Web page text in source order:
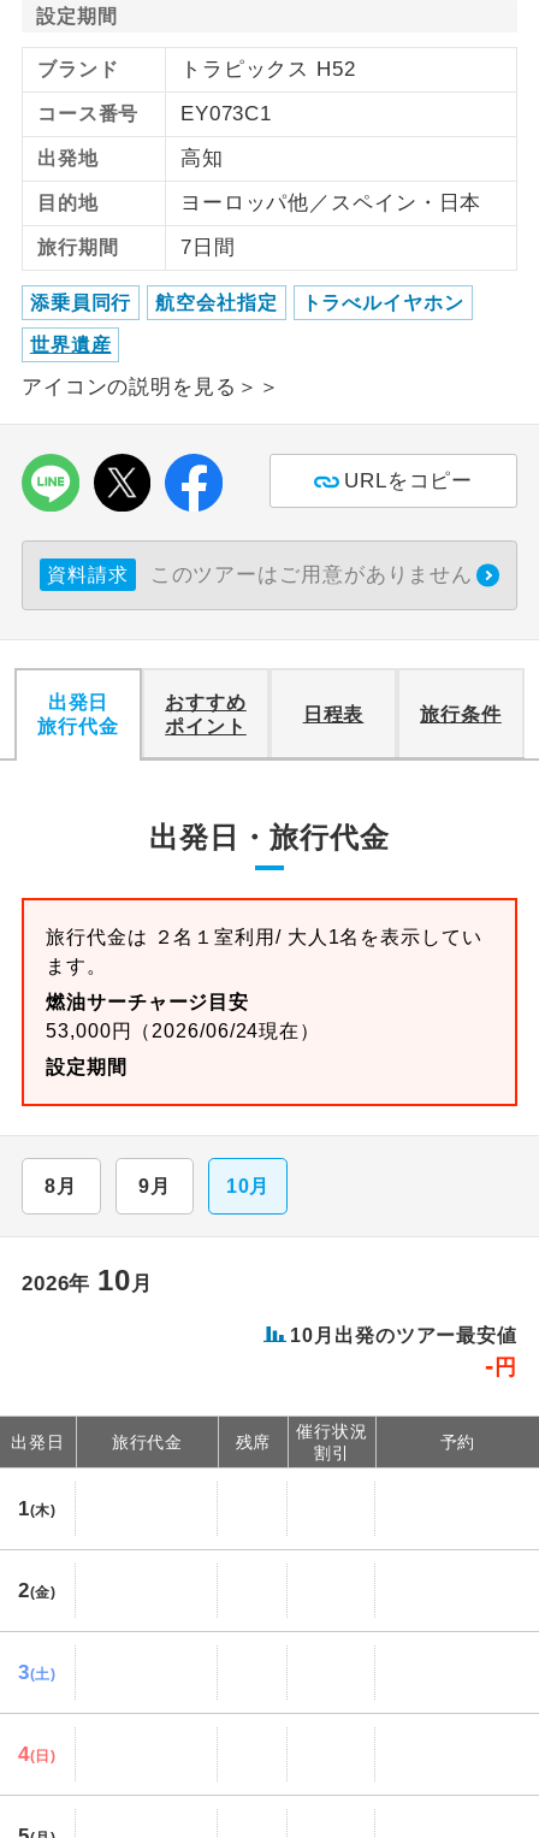
設定期間
ブランド トラピックス H52
コース番号 EY073C1
出発地 高知
目的地 ヨーロッパ他／スペイン・日本
旅行期間 7日間
添乗員同行 航空会社指定 トラべルイヤホン
世界遺産
アイコンの説明を見る＞＞
URLをコピー
資料請求 このツアーはご用意がありません
出発日
旅行代金
おすすめ
ポイント
日程表 旅行条件
出発日・旅行代金
旅行代金は ２名１室利用/ 大人1名を表示してい
ます。
燃油サーチャージ目安
53,000円（2026/06/24現在）
設定期間
8月 9月 10月
2026年 10月
10月出発のツアー最安値
- 円
出発日 旅行代金 残席
催行状況
割引
予約
1(木)
2(金)
3(土)
4(日)
女性限定
す。
年齢制限あり
ご参加にあたり年齢に制限があるコース
です。
航空会社指定
利用航空会社が指定なので、ご出発の計
画にとても便利です。
ご紹介するホテルを指定したコースで
す。